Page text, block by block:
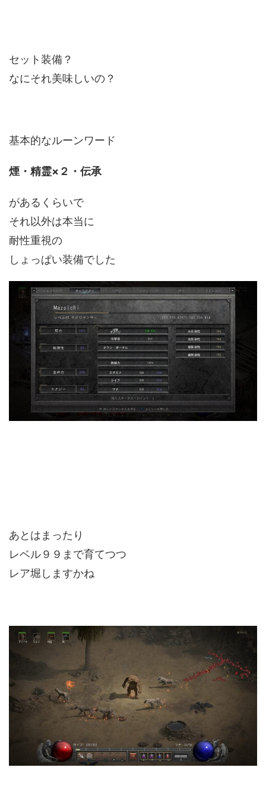
セット装備？
なにそれ美味しいの？
基本的なルーンワード
煙・精霊×２・伝承
があるくらいで
それ以外は本当に
耐性重視の
しょっぱい装備でした
あとはまったり
レベル９９まで育てつつ
レア堀しますかね